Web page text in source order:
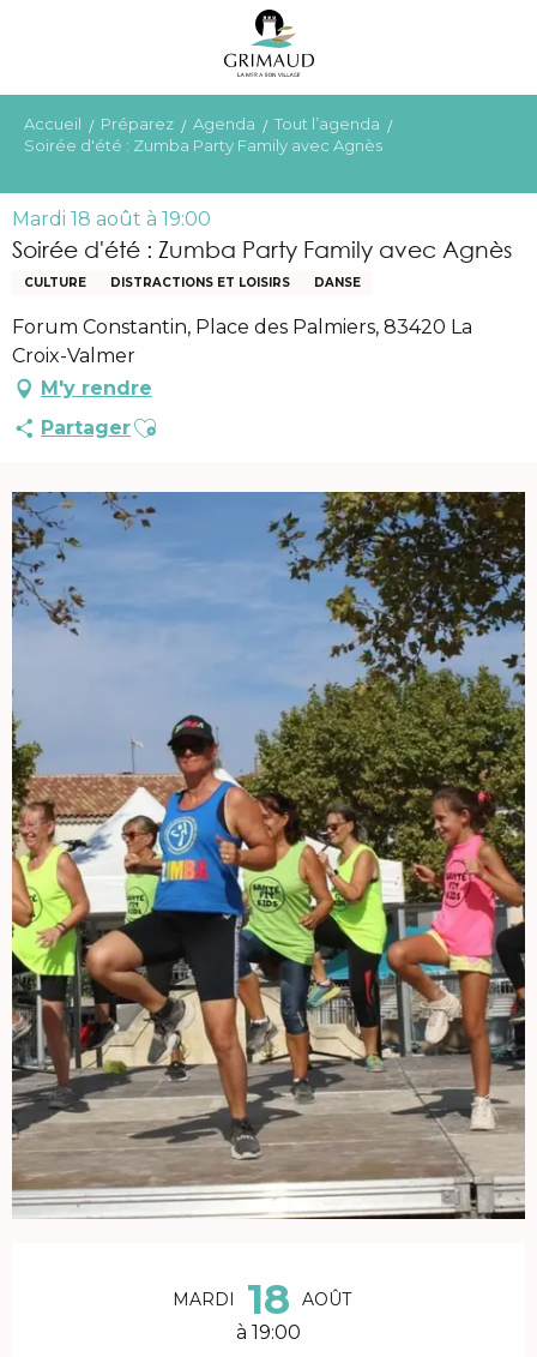
principal
Accueil Préparez Agenda
Tout l’agenda
Soirée d'été : Zumba Party Family avec Agnès
Mardi 18 août à 19:00
Soirée d'été : Zumba Party Family avec Agnès
CULTURE DISTRACTIONS ET LOISIRS DANSE
Forum Constantin, Place des Palmiers, 83420 La
Croix-Valmer
M'y rendre
PartagerAjouter aux favoris
MARDI 18 AOÛT
à 19:00